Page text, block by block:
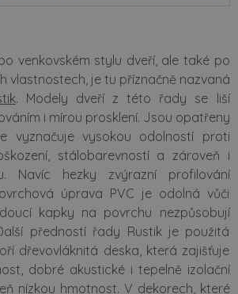
venkovském stylu dveří, ale také po
vlastnostech, je tu příznačně nazvaná
. Modely dveří z této řady se liší
i mírou prosklení. Jsou opatřeny
vyznačuje vysokou odolností proti
stálobarevností a zároveň i
Navíc hezky zvýrazní profilování
úprava PVC je odolná vůči
kapky na povrchu nezpůsobují
předností řady Rustik je použitá
dřevovláknitá deska, která zajišťuje
dobré akustické i tepelně izolační
nízkou hmotnost. V dekorech, které